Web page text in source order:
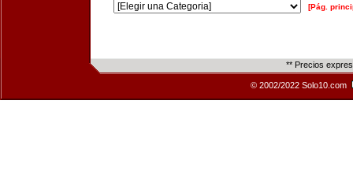
[Pág.
** Precios
© 2002/2022 Solo10.com